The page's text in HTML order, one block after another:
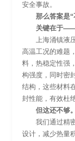
安全事故。
那么答案是“
关键在于——
上海涌镇液
高温工况的难题
料，热稳定性强
构强度，同时密
结构，这些材料
封性能，有效杜
但这还不够。
我们通过精
设计，减少热量